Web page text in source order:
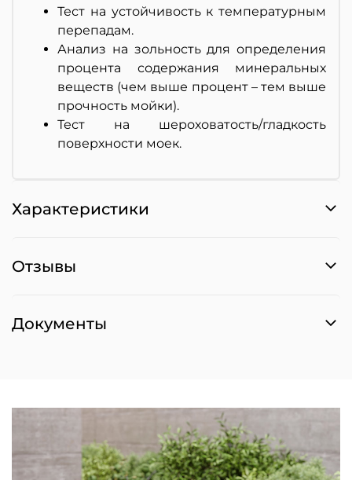
Тест на устойчивость к температурным
перепадам.
Анализ на зольность для определения
процента содержания минеральных
веществ (чем выше процент – тем выше
прочность мойки).
Тест на шероховатость/гладкость
поверхности моек.
Характеристики
Отзывы
Документы